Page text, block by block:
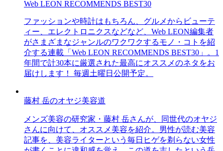
Web LEON RECOMMENDS BEST30
ファッションや時計はもちろん、グルメからビューテ
ィー、エレクトロニクスなどなど、Web LEON編集者
がさまざまなジャンルのワクワクするモノ・コトを紹
介する連載「Web LEON RECOMMENDS BEST30」。1
年間で計30本に厳選された最高にオススメのネタをお
届けします！ 毎週土曜日公開予定。
藤村 岳のオヤジ美容道
メンズ美容の研究家・藤村 岳さんが、同世代のオヤジ
さんに向けて、オススメ美容を紹介。男性が読む美容
記事を、美容ライターという毎日ヒゲを剃らない女性